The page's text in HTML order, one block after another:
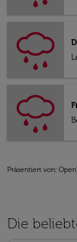
Präsentiert von:
Die